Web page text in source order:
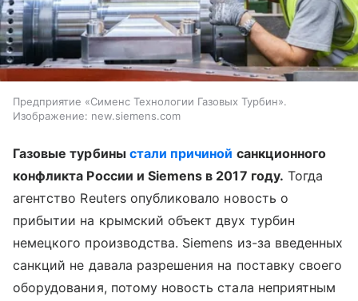
Предприятие «Сименс Технологии Газовых Турбин».
Изображение: new.siemens.com
Газовые турбины стали причиной санкционного
конфликта России и Siemens в 2017 году. Тогда
агентство Reuters опубликовало новость о
прибытии на крымский объект двух турбин
немецкого производства. Siemens из-за введенных
санкций не давала разрешения на поставку своего
оборудования, потому новость стала неприятным